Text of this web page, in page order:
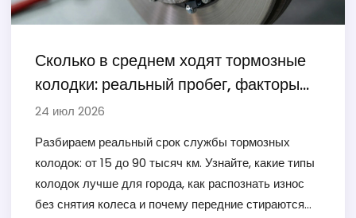
Сколько в среднем ходят тормозные
колодки: реальный пробег, факторы
износа и как продлить ресурс
24 июл 2026
Разбираем реальный срок службы тормозных
колодок: от 15 до 90 тысяч км. Узнайте, какие типы
колодок лучше для города, как распознать износ
без снятия колеса и почему передние стираются